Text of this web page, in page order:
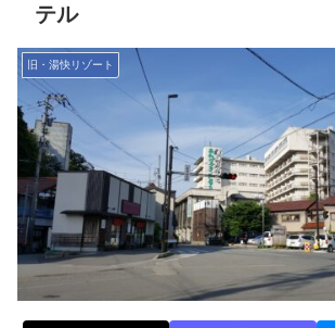
テル
旧・湯快リゾート